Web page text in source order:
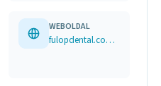
WEBOLDAL
fulopdental.com m.facebook.com/people/F%C3%BCl%C3%B6p-Dental-Budapest/100082812155081/